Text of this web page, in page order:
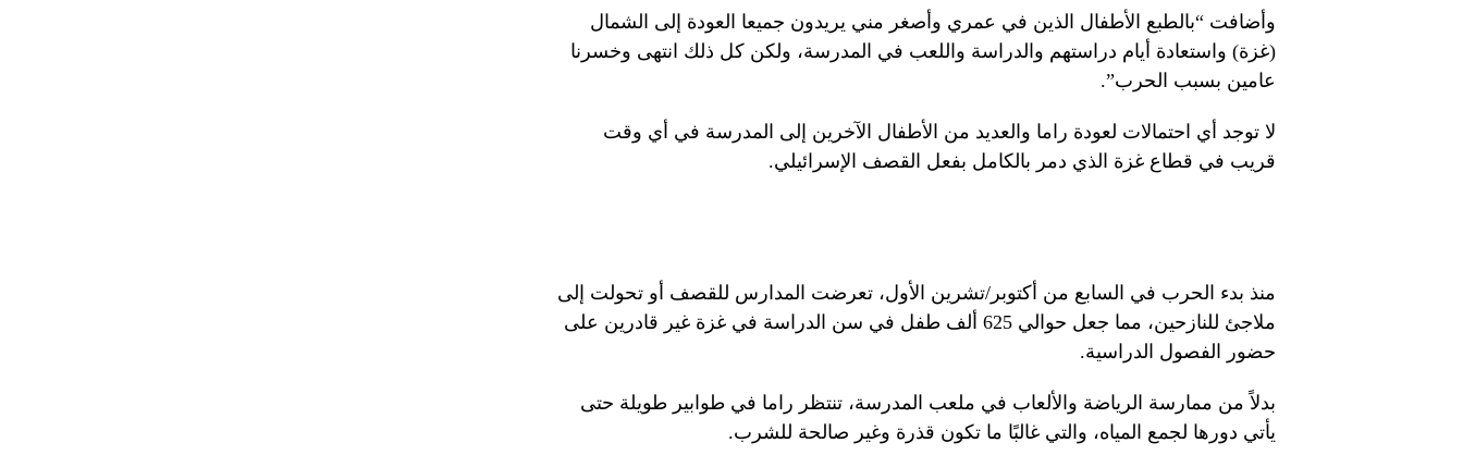
وأضافت “بالطبع الأطفال الذين في عمري وأصغر مني يريدون جميعا العودة إلى الشمال
(غزة) واستعادة أيام دراستهم والدراسة واللعب في المدرسة، ولكن كل ذلك انتهى وخسرنا
عامين بسبب الحرب”.
لا توجد أي احتمالات لعودة راما والعديد من الأطفال الآخرين إلى المدرسة في أي وقت
قريب في قطاع غزة الذي دمر بالكامل بفعل القصف الإسرائيلي.
منذ بدء الحرب في السابع من أكتوبر/تشرين الأول، تعرضت المدارس للقصف أو تحولت إلى
ملاجئ للنازحين، مما جعل حوالي 625 ألف طفل في سن الدراسة في غزة غير قادرين على
حضور الفصول الدراسية.
بدلاً من ممارسة الرياضة والألعاب في ملعب المدرسة، تنتظر راما في طوابير طويلة حتى
يأتي دورها لجمع المياه، والتي غالبًا ما تكون قذرة وغير صالحة للشرب.